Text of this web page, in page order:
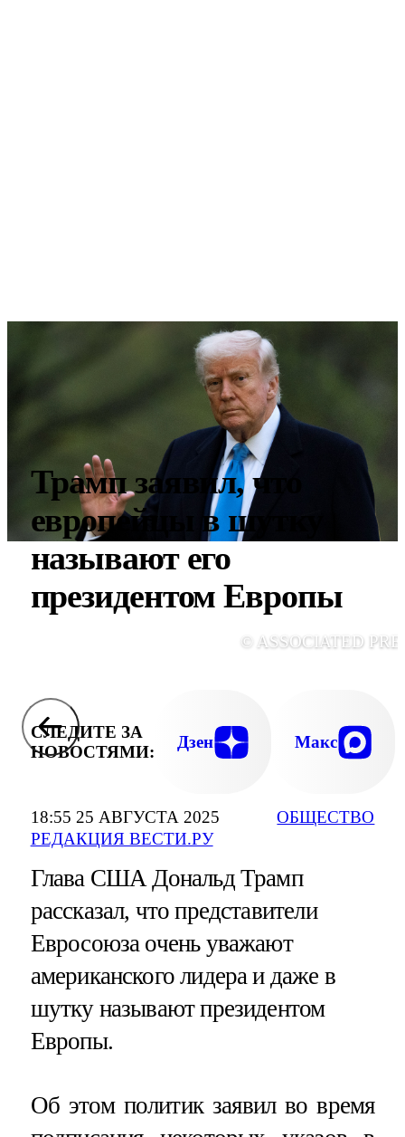
18:55 25 АВГУСТА 2025
РЕДАКЦИЯ ВЕСТИ.РУ
ОБЩЕСТВО
Трамп заявил, что
европейцы в шутку
называют его
президентом Европы
© ASSOCIATED
СЛЕДИТЕ ЗА
НОВОСТЯМИ:
Дзен Макс
Глава США Дональд Трамп
рассказал, что представители
Евросоюза очень уважают
американского лидера и даже в
шутку называют президентом
Европы.
Об этом политик заявил во время